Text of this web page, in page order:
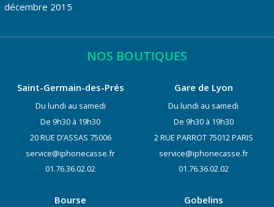
décembre 2015
NOS BOUTIQUES
Saint-Germain-des-Prés
Du lundi au samedi
De 9h30 à 19h30
20 RUE D’ASSAS 75006
service@iphonecasse.fr
01.76.36.02.02
Gare de Lyon
Du lundi au samedi
De 9h30 à 19h30
2 RUE PARROT 75012 PARIS
service@iphonecasse.fr
01.76.36.02.02
Bourse Gobelins